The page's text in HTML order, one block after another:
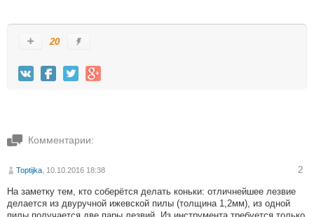
20
Комментарии:
Toptijka , 10.10.2016 18:38 2
На заметку тем, кто соберётся делать коньки: отличнейшее лезвие
делается из двуручной ижевской пилы (толщина 1,2мм), из одной